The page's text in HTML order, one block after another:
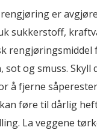
er
sukkerstoff,
rengjøringsmiddel
og smuss. Skyll
å fjerne
føre til dårlig
La veggene